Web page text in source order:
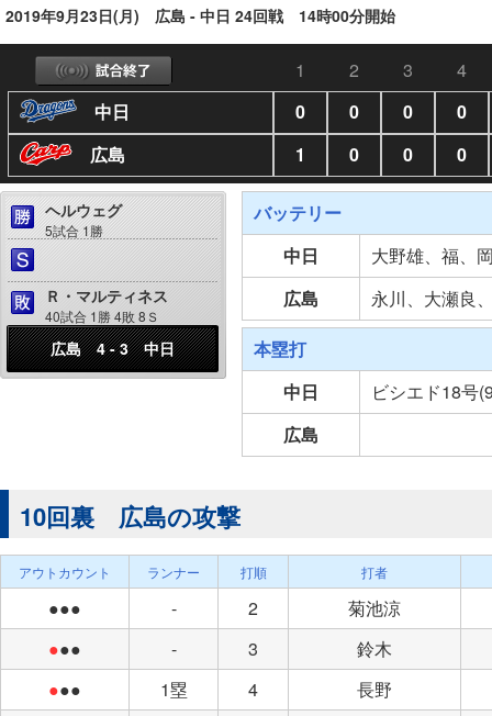
2019年9月23日(月) 広島 - 中日 24回戦 14時00分開始
1 2 3
4
中日
0 0 0
0
広島
1 0 0 0
ヘルウェグ
5試合 1勝
Ｒ・マルティネス
40試合 1勝 4敗 8Ｓ
広島 4 - 3 中日
バッテリー
中日
大野雄、福、
広島
永川、大瀬良
本塁打
中日
ビシエド18号
広島
10回裏 広島の攻撃
アウトカウント ランナー 打順 打者
●●● - 2
菊池涼
●●● - 3
鈴木
●●● 1塁 4
長野